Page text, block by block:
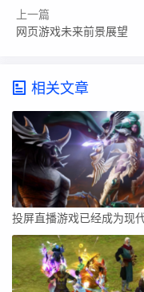
上一篇
网页游戏未来前景展望
相关文章